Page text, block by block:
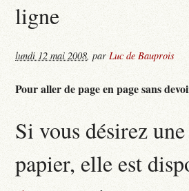
ligne
lundi 12 mai 2008,parLuc de Bauprois
Pour aller de page en page sans
Si vous désirez
papier, elle est